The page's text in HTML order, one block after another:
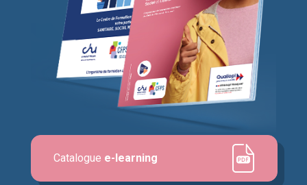
Catalogue e-learning